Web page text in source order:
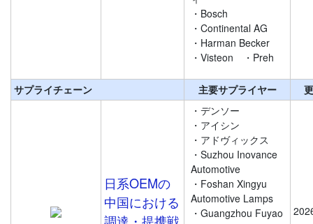
・Bosch
・Continental AG
・Harman Becker
・Visteon
・Preh
サプライチェーン 主要サプライヤー
日系OEMの
中国における
・デンソー
・アイシン
・アドヴィックス
・Suzhou Inovance
Automotive
・Foshan Xingyu
Automotive Lamps
・Guangzhou Fuyao